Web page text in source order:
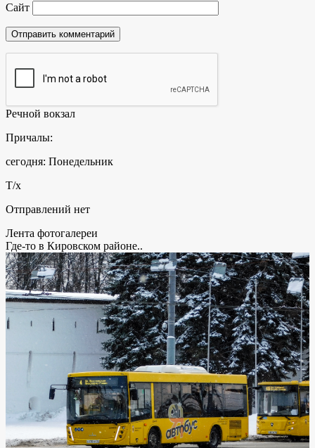
Сайт
Речной вокзал
Причалы:
сегодня: Понедельник
Т/х
Отправлений нет
Лента фотогалереи
Где-то в Кировском районе..